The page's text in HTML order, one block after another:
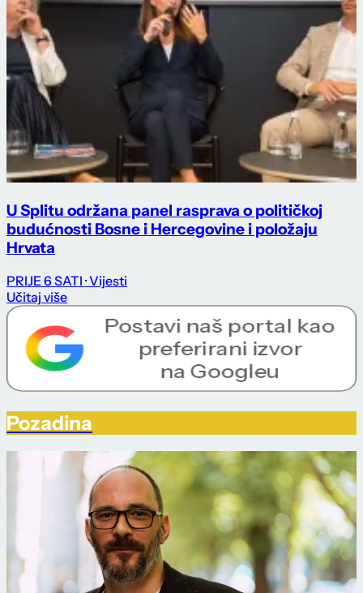
U Splitu održana panel rasprava o političkoj
budućnosti Bosne i Hercegovine i položaju
Hrvata
PRIJE 6 SATI · Vijesti
Učitaj više
Pozadina